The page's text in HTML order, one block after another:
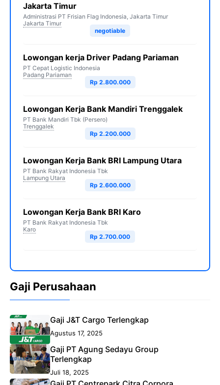
Jakarta Timur
Administrasi PT Frisian Flag Indonesia, Jakarta Timur
Jakarta Timur
negotiable
Lowongan kerja Driver Padang Pariaman
PT Cepat Logistic Indonesia
Padang Pariaman
Rp 2.800.000
Lowongan Kerja Bank Mandiri Trenggalek
PT Bank Mandiri Tbk (Persero)
Trenggalek
Rp 2.200.000
Lowongan Kerja Bank BRI Lampung Utara
PT Bank Rakyat Indonesia Tbk
Lampung Utara
Rp 2.600.000
Lowongan Kerja Bank BRI Karo
PT Bank Rakyat Indonesia Tbk
Karo
Rp 2.700.000
Gaji Perusahaan
Gaji J&T Cargo Terlengkap
Agustus 17, 2025
Gaji PT Agung Sedayu Group
Terlengkap
Juli 18, 2025